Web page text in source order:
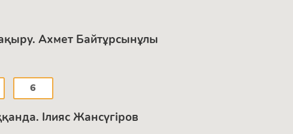
Ахмет Байтұрсынұлы
6
Ілияс Жансүгіров